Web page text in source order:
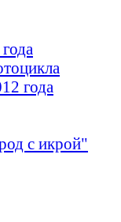
года
с икрой"